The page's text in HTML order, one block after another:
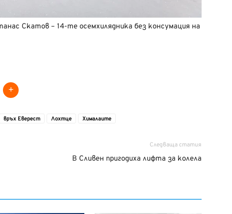
Скатов – 14-те осемхилядника без консумация на
връх Еверест Лохтце Хималаите
Следваща статия
В Сливен пригодиха лифта за колела